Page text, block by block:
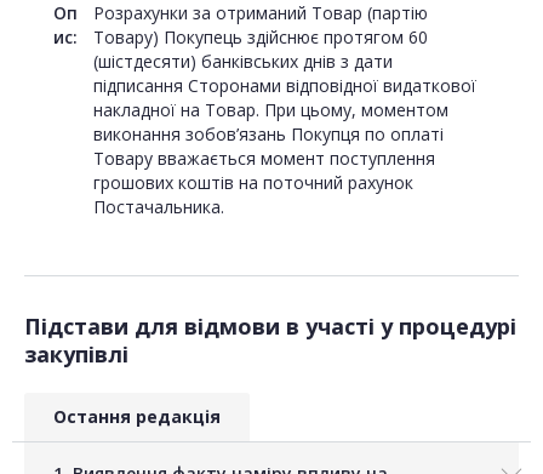
Оп
ис:
Розрахунки за отриманий Товар (партію
Товару) Покупець здійснює протягом 60
(шістдесяти) банківських днів з дати
підписання Сторонами відповідної видаткової
накладної на Товар. При цьому, моментом
виконання зобов’язань Покупця по оплаті
Товару вважається момент поступлення
грошових коштів на поточний рахунок
Постачальника.
Підстави для відмови в участі у процедурі
закупівлі
Остання редакція